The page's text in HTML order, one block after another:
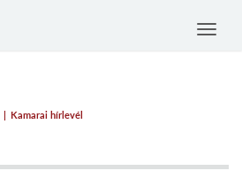
Toggle
Kamarai hírlevél